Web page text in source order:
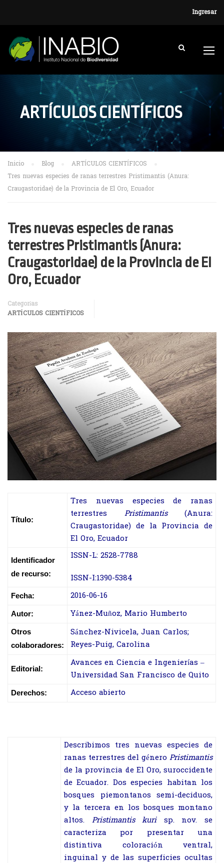
Ingresar
ARTÍCULOS CIENTÍFICOS
Inicio Blog
ARTÍCULOS CIENTÍFICOS
Tres nuevas especies de ranas terrestres Pristimantis (Anura:
Craugastoridae) de la Provincia de El Oro, Ecuador
Tres nuevas especies de ranas
terrestres Pristimantis (Anura:
Craugastoridae) de la Provincia de El
Oro, Ecuador
Categorías
ARTÍCULOS CIENTÍFICOS
Título:
Tres nuevas especies de ranas
terrestres Pristimantis(Anura:
Craugastoridae) de la Provincia de
El Oro, Ecuador
Identificador
de recurso:
ISSN-L: 2528-7788
ISSN-I:1390-5384
Fecha: 2016-06-16
Autor: Yánez-Muñoz, Mario Humberto
Otros
colaboradores:
Sánchez-Nivicela, Juan Carlos;
Reyes-Puig, Carolina
Editorial:
Avances en Ciencia e Ingenierías –
Universidad San Francisco de Quito
Derechos: Acceso abierto
Describimos tres nuevas especies de
ranas terrestres del género Pristimantis
de la provincia de El Oro, suroccidente
de Ecuador. Dos especies habitan los
bosques piemontanos semi-deciduos,
y la tercera en los bosques montano
altos. Pristimantis kurisp. nov. se
caracteriza por presentar una
distintiva coloración ventral,
inguinal y de las superficies ocultas